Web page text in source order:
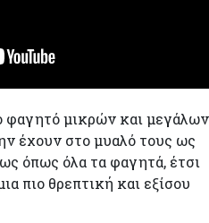
φαγητό μικρών και μεγάλων
έχουν στο μυαλό τους ως
όπως όλα τα φαγητά, έτσι
πιο θρεπτική και εξίσου